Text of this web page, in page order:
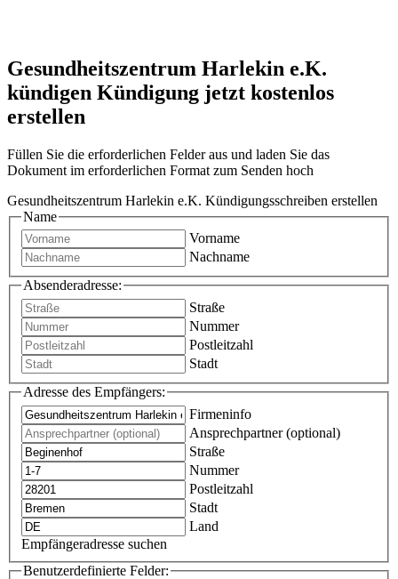
Gesundheitszentrum Harlekin e.K.
kündigen Kündigung jetzt kostenlos
erstellen
Füllen Sie die erforderlichen Felder aus und laden Sie das
Dokument im erforderlichen Format zum Senden hoch
Gesundheitszentrum Harlekin e.K. Kündigungsschreiben erstellen
Name
Vorname
Nachname
Absenderadresse:
Straße
Nummer
Postleitzahl
Stadt
Adresse des Empfängers:
Firmeninfo
Ansprechpartner (optional)
Straße
Nummer
Postleitzahl
Stadt
Land
Empfängeradresse suchen
Benutzerdefinierte Felder: